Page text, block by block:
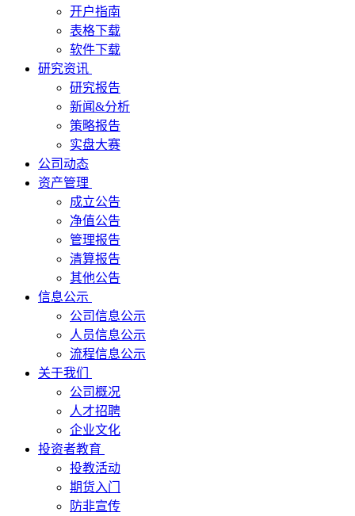
开户指南
表格下载
软件下载
研究资讯
研究报告
新闻&分析
策略报告
实盘大赛
公司动态
资产管理
成立公告
净值公告
管理报告
清算报告
其他公告
信息公示
公司信息公示
人员信息公示
流程信息公示
关于我们
公司概况
人才招聘
企业文化
投资者教育
投教活动
期货入门
防非宣传